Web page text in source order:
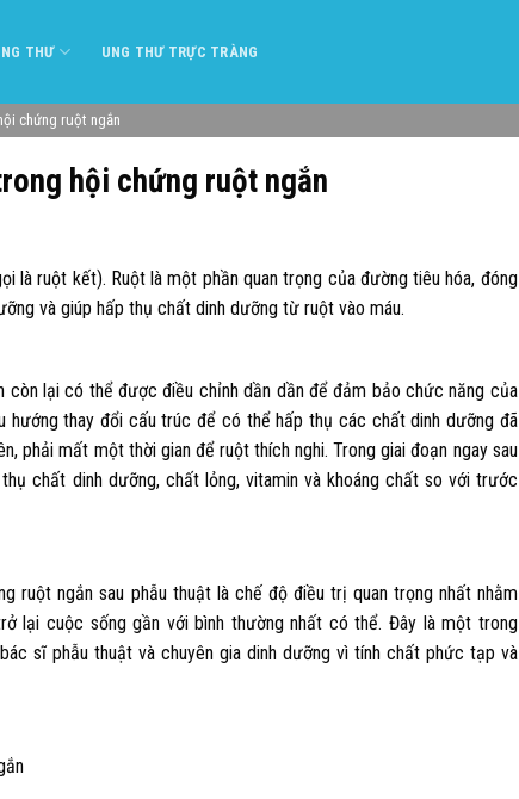
THƯ UNG THƯ TRỰC TRÀNG
chứng ruột ngắn
hội chứng ruột ngắn
là ruột kết). Ruột là một phần quan trọng của đường tiêu hóa, đóng
và giúp hấp thụ chất dinh dưỡng từ ruột vào máu.
còn lại có thể được điều chỉnh dần dần để đảm bảo chức năng của
hướng thay đổi cấu trúc để có thể hấp thụ các chất dinh dưỡng đã
phải mất một thời gian để ruột thích nghi. Trong giai đoạn ngay sau
chất dinh dưỡng, chất lỏng, vitamin và khoáng chất so với trước
ruột ngắn sau phẫu thuật là chế độ điều trị quan trọng nhất nhằm
lại cuộc sống gần với bình thường nhất có thể. Đây là một trong
sĩ phẫu thuật và chuyên gia dinh dưỡng vì tính chất phức tạp và